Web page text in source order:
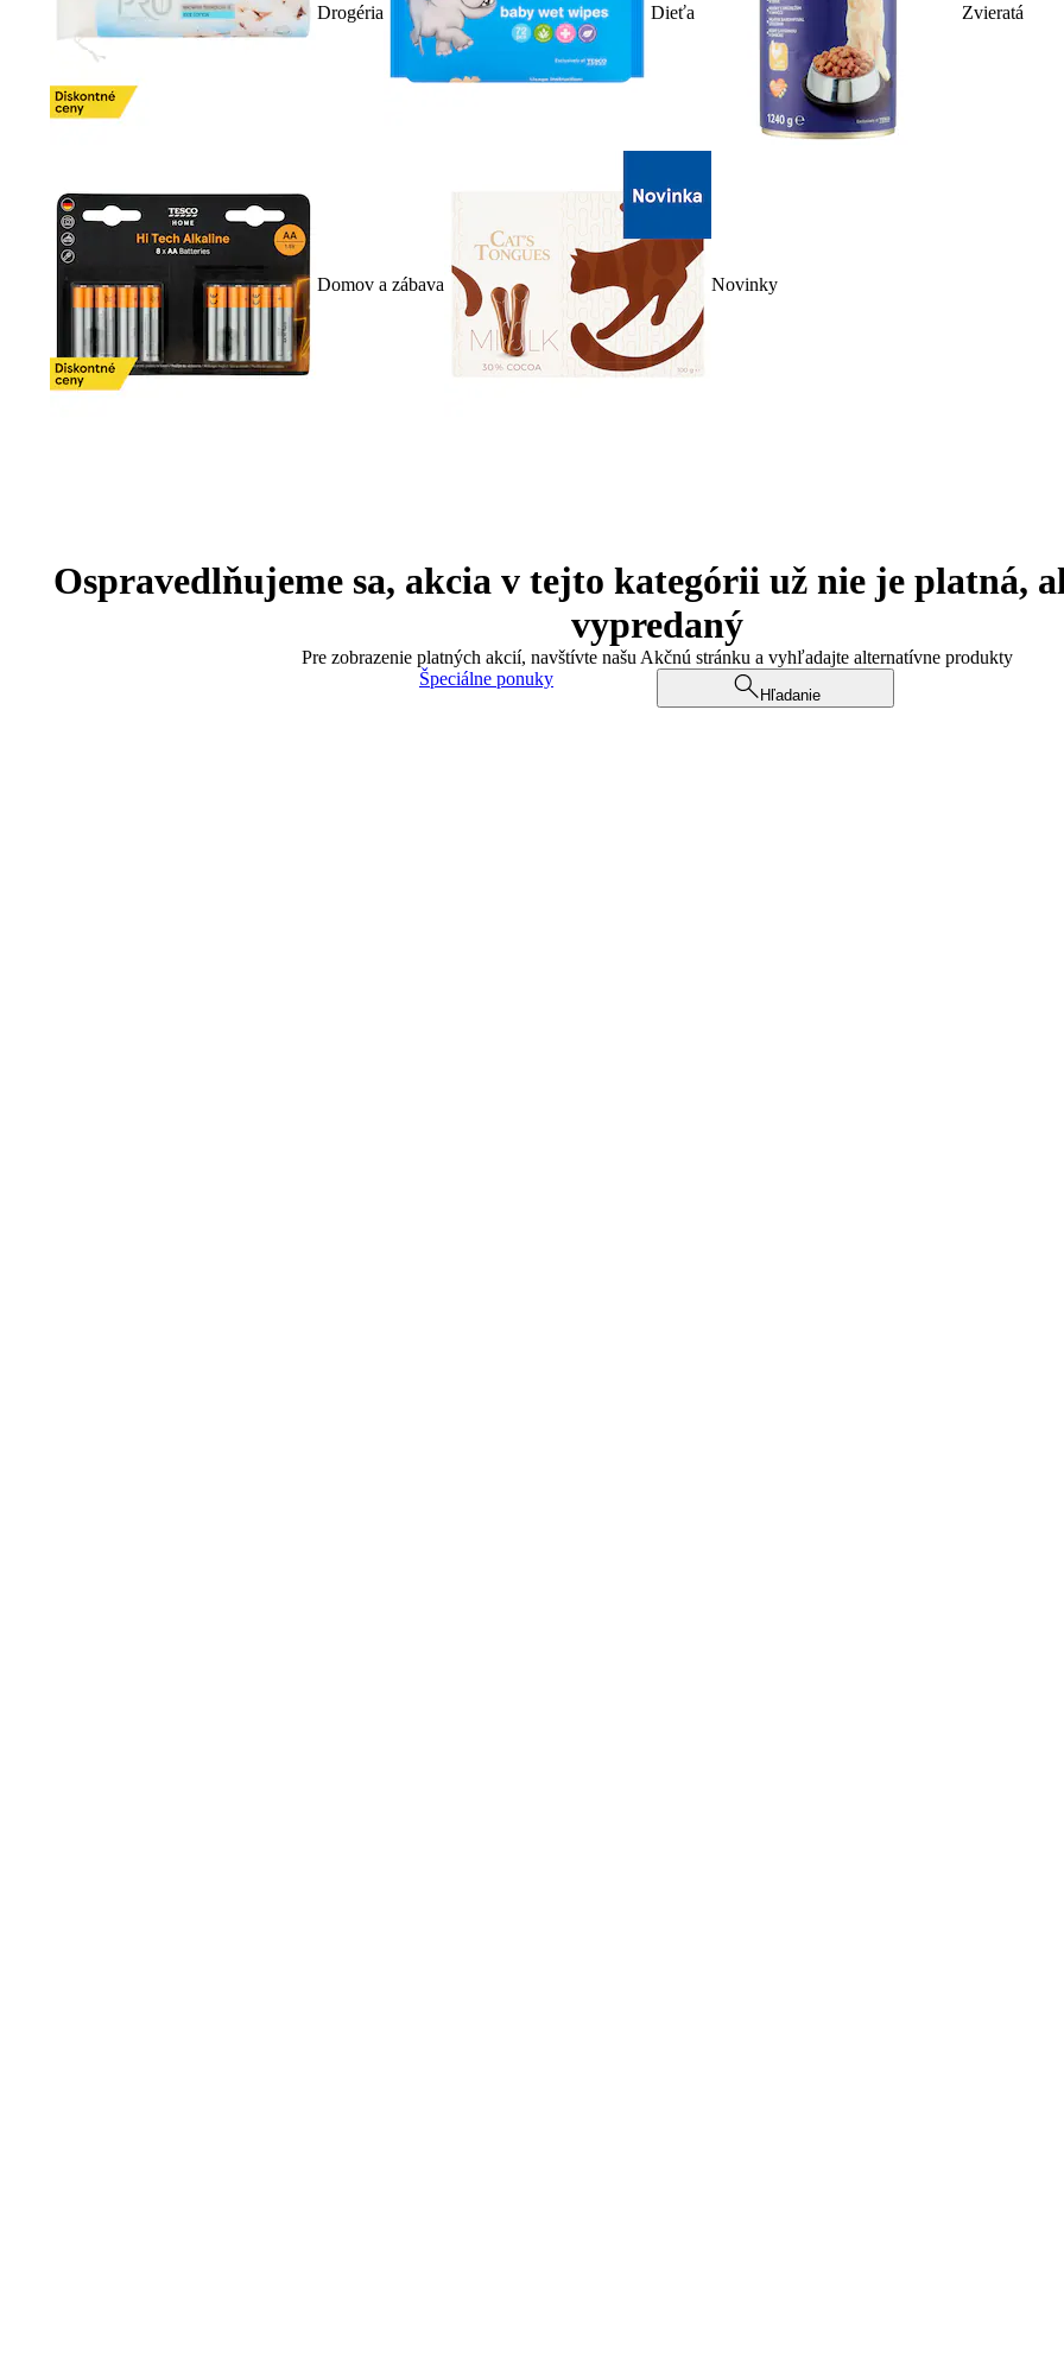
Drogéria Dieťa Zvieratá
Domov a zábava Novinky
Ospravedlňujeme sa, akcia v tejto kategórii už nie je platná,
vypredaný
Pre zobrazenie platných akcií, navštívte našu Akčnú stránku a vyhľadajte alternatívne produkty
Špeciálne ponuky
Hľadanie